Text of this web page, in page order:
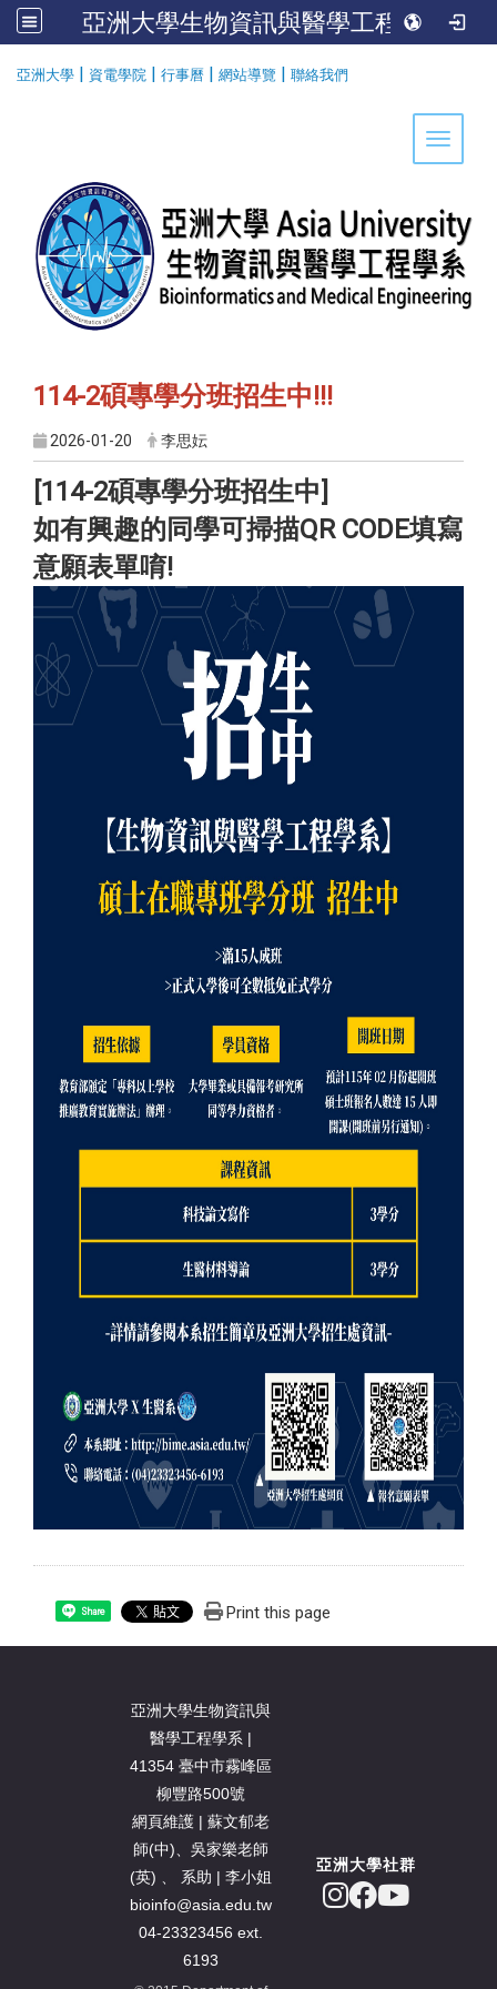
亞洲大學生物資訊與醫學工程學系
亞洲大學 | 資電學院 | 行事曆 | 網站導覽 | 聯絡我們
Toggle
114-2碩專學分班招生中!!!
2026-01-20 李思妘
[114-2碩專學分班招生中]
如有興趣的同學可掃描QR CODE填寫
意願表單唷!
Share Print this page
亞洲大學生物資訊與
醫學工程學系 |
41354 臺中市霧峰區
柳豐路500號
網頁維護 | 蘇文郁老
師(中)、吳家樂老師
(英) 、 系助 | 李小姐
bioinfo@asia.edu.tw
04-23323456 ext.
6193
亞洲大學社群